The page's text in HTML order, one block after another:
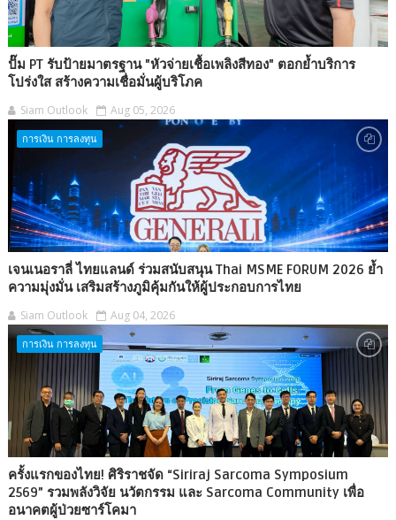
ปั๊ม PT รับป้ายมาตรฐาน "หัวจ่ายเชื้อเพลิงสีทอง" ตอกย้ำบริการ
โปร่งใส สร้างความเชื่อมั่นผู้บริโภค
Siam Outlook Aug 05, 2026
การเงิน การลงทุน
เจนเนอราลี่ ไทยแลนด์ ร่วมสนับสนุน Thai MSME FORUM 2026 ย้ำ
ความมุ่งมั่น เสริมสร้างภูมิคุ้มกันให้ผู้ประกอบการไทย
Siam Outlook Aug 04, 2026
การเงิน การลงทุน
ครั้งแรกของไทย! ศิริราชจัด “Siriraj Sarcoma Symposium
2569” รวมพลังวิจัย นวัตกรรม และ Sarcoma Community เพื่อ
อนาคตผู้ป่วยซาร์โคมา